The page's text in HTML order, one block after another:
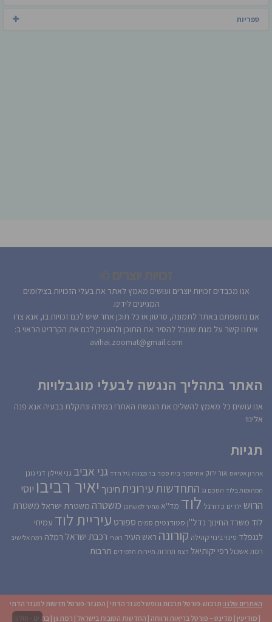
ספריות
אנו מכבדים זכויות יוצרים ועושים מאמץ לאתר את בעלי הזכויות בצילומים
המגיעים לידינו.
אם נחשפתם באתר לתמונה, סרטון או כל תוכן אחר שיש לכם זכויות בו, אנא צרו
איתנו קשר על מנת שנוכל להסיר את התוכן ולהעניק לכם את הקרדיט הראוי ב:
avihai.zoomat@gmail.com
האתר בתהליך הנגשה לבעלי מוגבלויות
אנו עושים כל מאמץ להשלים את הנגשת האתר! במידה ונתקלת בבעיה אנא פנה
אלינו!
תגיות
אהרון אטיאס אור ירוק אחיסמך בית ספר בר מצווה גיל חדד גני אביב גני איילון דני גונן
המהומות בלוד הסכם גג התחדשות עירוניתחינוך יאיר רביבו יוסי
הרוש ילדים כדורגל לוד מד''א מחיר למשתכן משטרה משטרת ישראל משטרת
לוד משרד החינוך נדל''ן סטודנטים סמים ספורט עיריית לוד עמיחי
לנגפלד פינוי בינוי קהילה קורונה ראש העיר רוטרי רכבת ישראל רמלה רמת אלישיב
רמת אשכול רפי יקותיאל רצח תחרות תיירות תלמידים תרבות
האתרים שלנו: תרבוש-פורטל תרבות ונופש למגזר הדתי | המגזר-פורטל חדשות למגזר הדתי
| מודיעין | מדינט – פורטל בריאות ורווחה | החדשות הטובות בישראל | רמת גן | בת ים - חולון |